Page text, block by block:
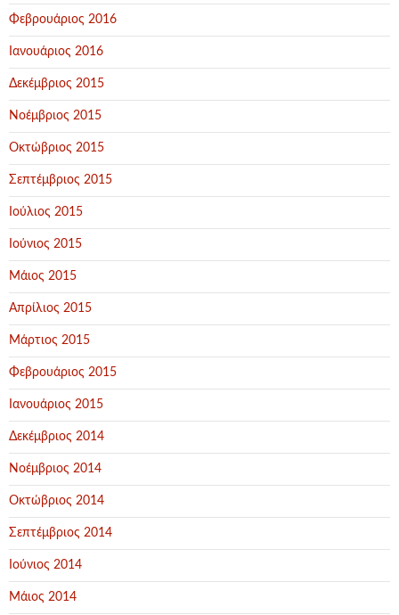
Φεβρουάριος 2016
Ιανουάριος 2016
Δεκέμβριος 2015
Νοέμβριος 2015
Οκτώβριος 2015
Σεπτέμβριος 2015
Ιούλιος 2015
Ιούνιος 2015
Μάιος 2015
Απρίλιος 2015
Μάρτιος 2015
Φεβρουάριος 2015
Ιανουάριος 2015
Δεκέμβριος 2014
Νοέμβριος 2014
Οκτώβριος 2014
Σεπτέμβριος 2014
Ιούνιος 2014
Μάιος 2014